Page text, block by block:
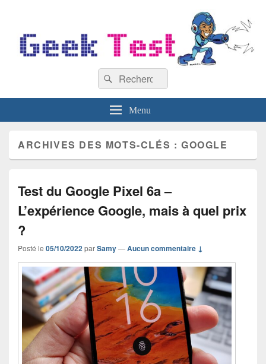
Recherche :
Rechercher
Menu
ARCHIVES DES MOTS-CLÉS :GOOGLE
Test du Google Pixel 6a –
L’expérience Google, mais à quel prix
?
Posté le 05/10/2022parSamy—Aucun commentaire ↓